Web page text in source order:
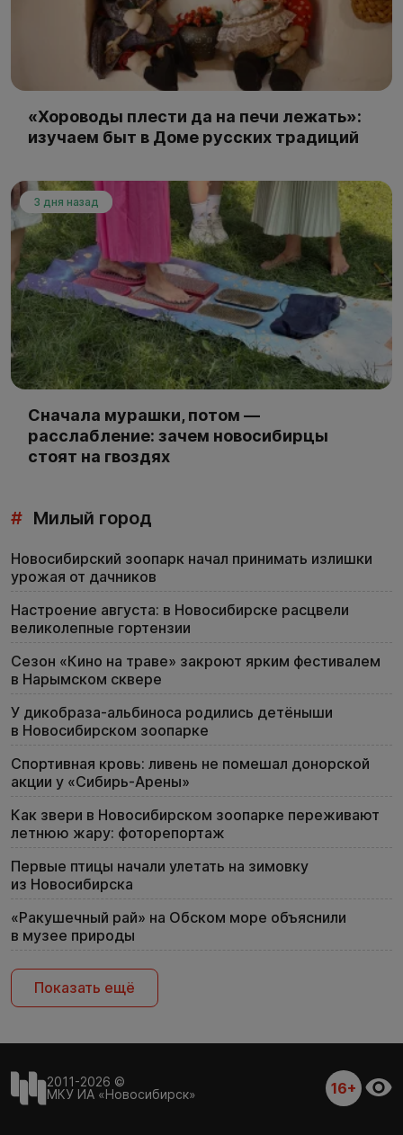
«Хороводы плести да на печи лежать»:
изучаем быт в Доме русских традиций
3 дня назад
Сначала мурашки, потом —
расслабление: зачем новосибирцы
стоят на гвоздях
# Милый город
Новосибирский зоопарк начал принимать излишки
урожая от дачников
Настроение августа: в Новосибирске расцвели
великолепные гортензии
Сезон «Кино на траве» закроют ярким фестивалем
в Нарымском сквере
У дикобраза-альбиноса родились детёныши
в Новосибирском зоопарке
Спортивная кровь: ливень не помешал донорской
акции у «Сибирь-Арены»
Как звери в Новосибирском зоопарке переживают
летнюю жару: фоторепортаж
Первые птицы начали улетать на зимовку
из Новосибирска
«Ракушечный рай» на Обском море объяснили
в музее природы
Показать ещё
2011-2026 ©
МКУ ИА «Новосибирск»
16+